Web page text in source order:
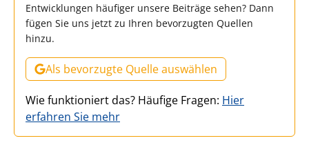
Entwicklungen häufiger unsere Beiträge sehen? Dann
fügen Sie uns jetzt zu Ihren bevorzugten Quellen
hinzu.
Als bevorzugte Quelle auswählen
Wie funktioniert das? Häufige Fragen: Hier
erfahren Sie mehr